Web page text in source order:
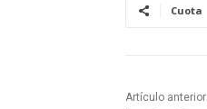
Cuota
Artículo anterior